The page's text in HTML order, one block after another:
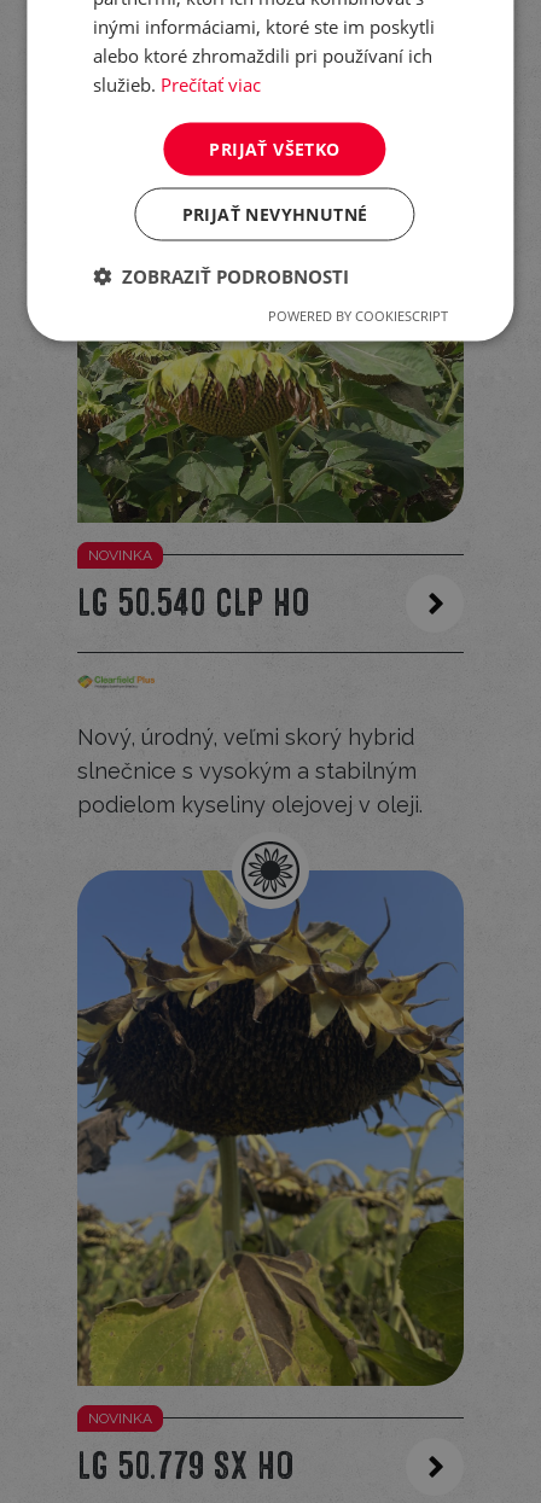
stabilne vysokým podielom kyseliny
NOVINKA
LG 50.540 CLP HO
Nový, úrodný, veľmi skorý hybrid
slnečnice s vysokým a stabilným
podielom kyseliny olejovej v oleji.
NOVINKA
LG 50.779 SX HO
inými informáciami, ktoré ste im poskytli
alebo ktoré zhromaždili pri používaní ich
služieb. Prečítať viac
PRIJAŤ VŠETKO
PRIJAŤ NEVYHNUTNÉ
ZOBRAZIŤ PODROBNOSTI
POWERED BY COOKIESCRIPT